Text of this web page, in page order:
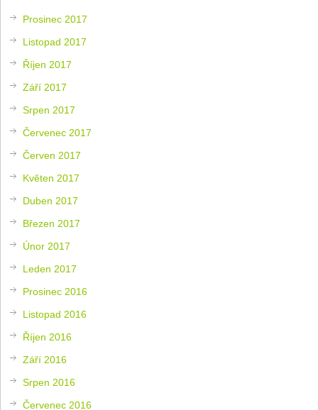
Prosinec 2017
Listopad 2017
Říjen 2017
Září 2017
Srpen 2017
Červenec 2017
Červen 2017
Květen 2017
Duben 2017
Březen 2017
Únor 2017
Leden 2017
Prosinec 2016
Listopad 2016
Říjen 2016
Září 2016
Srpen 2016
Červenec 2016